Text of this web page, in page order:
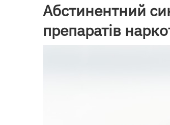
Абстинентний
препаратів